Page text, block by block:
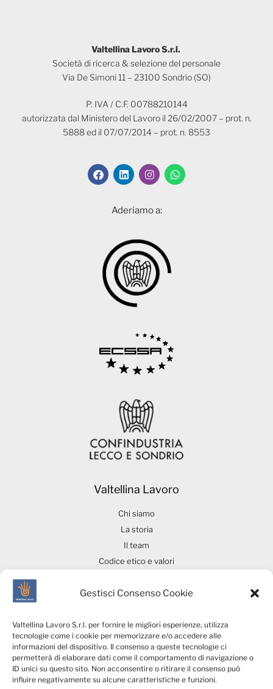
Gestisci Consenso Cookie
Valtellina Lavoro S.r.l. per fornire le migliori esperienze, utilizza
tecnologie come i cookie per memorizzare e/o accedere alle
informazioni del dispositivo. Il consenso a queste tecnologie ci
permetterà di elaborare dati come il comportamento di navigazione o
ID unici su questo sito. Non acconsentire o ritirare il consenso può
influire negativamente su alcune caratteristiche e funzioni.
Valtellina Lavoro S.r.l.
Società di ricerca & selezione del personale
Via De Simoni 11 – 23100 Sondrio (SO)
P. IVA / C.F. 00788210144
autorizzata dal Ministero del Lavoro il 26/02/2007 – prot. n.
5888 ed il 07/07/2014 – prot. n. 8553
Aderiamo a:
Valtellina Lavoro
Chi siamo
La storia
Il team
Codice etico e valori
Press Room
Aree di intervento
Ricerca & Selezione del
Scopri di più
Invia CV